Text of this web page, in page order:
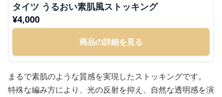
タイツ うるおい素肌風ストッキング
¥4,000
商品の詳細を見る
まるで素肌のような質感を実現したストッキングです。
特殊な編み方により、光の反射を抑え、自然な透明感を演